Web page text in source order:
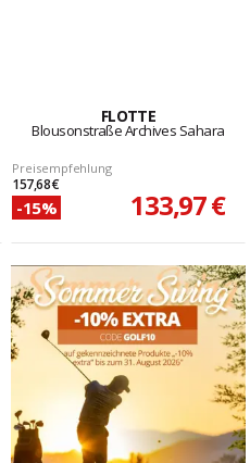
FLOTTE
Blousonstraße Archives Sahara
Preisempfehlung
157,68 €
-15% 133,97 €